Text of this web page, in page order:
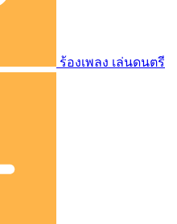
ร้องเพลง เล่นดนตรี